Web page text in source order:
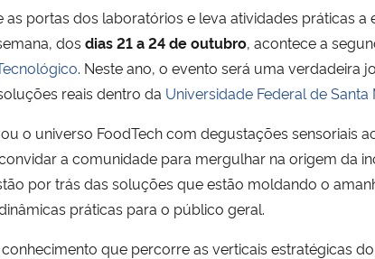
portas dos laboratórios e leva atividades práticas
dos dias 21 a 24 de outubro, acontece a
. Neste ano, o evento será uma verdadeira
reais dentro da Universidade Federal de Santa
o universo FoodTech com degustações sensoriais
a comunidade para mergulhar na origem da
por trás das soluções que estão moldando o
práticas para o público geral.
que percorre as verticais estratégicas